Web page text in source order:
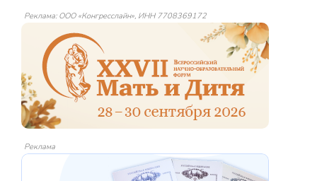
Реклама: ООО «Конгресслайн», ИНН 7708369172
Реклама